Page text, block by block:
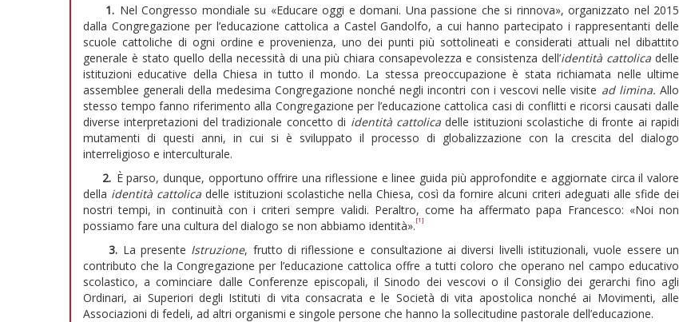
1. Nel Congresso mondiale su «Educare oggi e domani. Una passione che si rinnova», organizzato nel 2015
dalla Congregazione per l’educazione cattolica a Castel Gandolfo, a cui hanno partecipato i rappresentanti delle
scuole cattoliche di ogni ordine e provenienza, uno dei punti più sottolineati e considerati attuali nel dibattito
generale è stato quello della necessità di una più chiara consapevolezza e consistenza dell’identità cattolica delle
istituzioni educative della Chiesa in tutto il mondo. La stessa preoccupazione è stata richiamata nelle ultime
assemblee generali della medesima Congregazione nonché negli incontri con i vescovi nelle visite ad limina. Allo
stesso tempo fanno riferimento alla Congregazione per l’educazione cattolica casi di conflitti e ricorsi causati dalle
diverse interpretazioni del tradizionale concetto di identità cattolica delle istituzioni scolastiche di fronte ai rapidi
mutamenti di questi anni, in cui si è sviluppato il processo di globalizzazione con la crescita del dialogo
interreligioso e interculturale.
2. È parso, dunque, opportuno offrire una riflessione e linee guida più approfondite e aggiornate circa il valore
della identità cattolica delle istituzioni scolastiche nella Chiesa, così da fornire alcuni criteri adeguati alle sfide dei
nostri tempi, in continuità con i criteri sempre validi. Peraltro, come ha affermato papa Francesco: «Noi non
possiamo fare una cultura del dialogo se non abbiamo identità». [1]
3. La presente Istruzione, frutto di riflessione e consultazione ai diversi livelli istituzionali, vuole essere un
contributo che la Congregazione per l’educazione cattolica offre a tutti coloro che operano nel campo educativo
scolastico, a cominciare dalle Conferenze episcopali, il Sinodo dei vescovi o il Consiglio dei gerarchi fino agli
Ordinari, ai Superiori degli Istituti di vita consacrata e le Società di vita apostolica nonché ai Movimenti, alle
Associazioni di fedeli, ad altri organismi e singole persone che hanno la sollecitudine pastorale dell’educazione.